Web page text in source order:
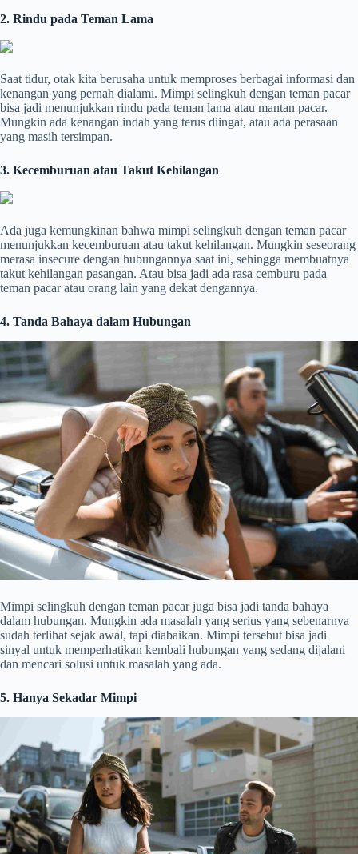
2. Rindu pada Teman Lama
Saat tidur, otak kita berusaha untuk memproses berbagai informasi dan
kenangan yang pernah dialami. Mimpi selingkuh dengan teman pacar
bisa jadi menunjukkan rindu pada teman lama atau mantan pacar.
Mungkin ada kenangan indah yang terus diingat, atau ada perasaan
yang masih tersimpan.
3. Kecemburuan atau Takut Kehilangan
Ada juga kemungkinan bahwa mimpi selingkuh dengan teman pacar
menunjukkan kecemburuan atau takut kehilangan. Mungkin seseorang
merasa insecure dengan hubungannya saat ini, sehingga membuatnya
takut kehilangan pasangan. Atau bisa jadi ada rasa cemburu pada
teman pacar atau orang lain yang dekat dengannya.
4. Tanda Bahaya dalam Hubungan
Mimpi selingkuh dengan teman pacar juga bisa jadi tanda bahaya
dalam hubungan. Mungkin ada masalah yang serius yang sebenarnya
sudah terlihat sejak awal, tapi diabaikan. Mimpi tersebut bisa jadi
sinyal untuk memperhatikan kembali hubungan yang sedang dijalani
dan mencari solusi untuk masalah yang ada.
5. Hanya Sekadar Mimpi